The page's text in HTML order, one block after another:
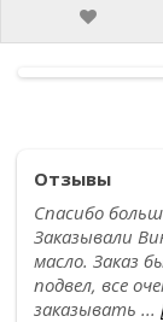
Отзывы
Спасибо
Заказывали
масло. Заказ
подвел, все
заказывать ...